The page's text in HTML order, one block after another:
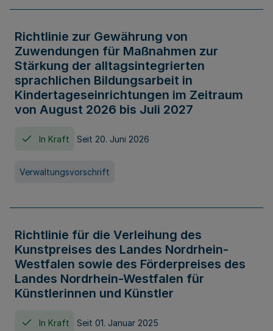
Richtlinie zur Gewährung von
Zuwendungen für Maßnahmen zur
Stärkung der alltagsintegrierten
sprachlichen Bildungsarbeit in
Kindertageseinrichtungen im Zeitraum
von August 2026 bis Juli 2027
In Kraft Seit 20. Juni 2026
Verwaltungsvorschrift
Richtlinie für die Verleihung des
Kunstpreises des Landes Nordrhein-
Westfalen sowie des Förderpreises des
Landes Nordrhein-Westfalen für
Künstlerinnen und Künstler
In Kraft Seit 01. Januar 2025